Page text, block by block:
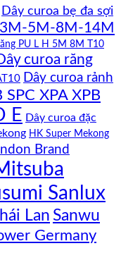
Dây curoa bẹ đa sợi
3M-5M-8M-14M
PU L H 5M 8M T10
curoa răng
Dây curoa rảnh
SPC XPA XPB
E Dây curoa đặc
HK Super Mekong
Brand
Sanlux
Lan Sanwu
Germany